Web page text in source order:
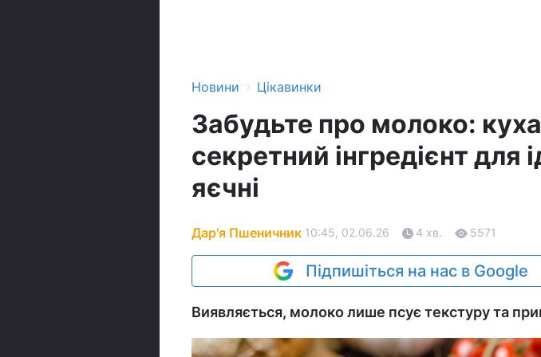
Новини › Цікавинки
Забудьте про молоко:
секретний інгредієнт для
яєчні
Дар'я Пшеничник 10:45, 02.06.26 4 хв. 5571
Підпишіться на нас в Google
Виявляється, молоко лише псує текстуру та